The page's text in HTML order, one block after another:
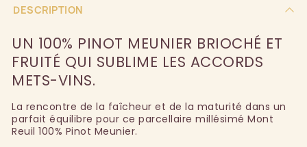
DESCRIPTION
UN 100% PINOT MEUNIER BRIOCHÉ ET
FRUITÉ QUI SUBLIME LES ACCORDS
METS-VINS.
La rencontre de la faîcheur et de la maturité dans un
parfait équilibre pour ce parcellaire millésimé Mont
Reuil 100% Pinot Meunier.